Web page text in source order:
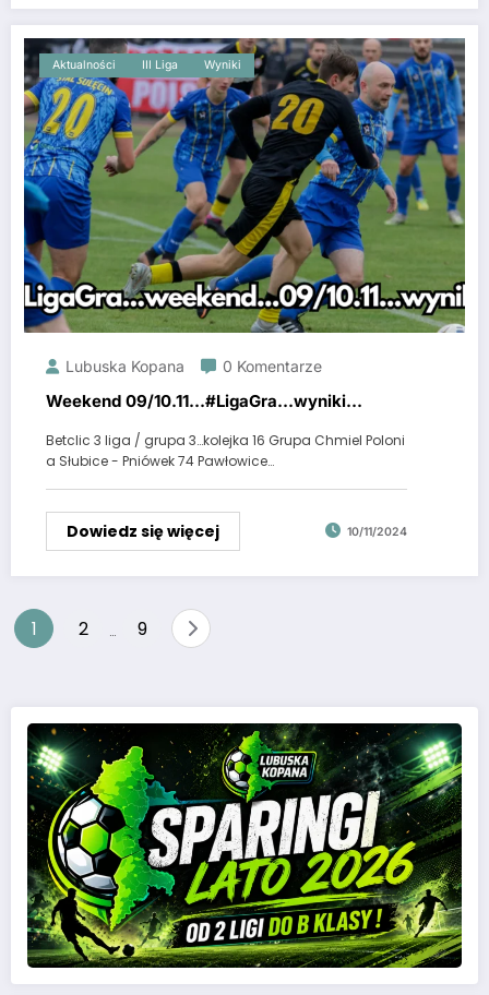
Aktualności III Liga Wyniki
Lubuska Kopana 0 Komentarze
Weekend 09/10.11…#LigaGra…wyniki…
Betclic 3 liga / grupa 3…kolejka 16 Grupa Chmiel Poloni
a Słubice - Pniówek 74 Pawłowice…
Dowiedz się więcej 10/11/2024
1 2 9